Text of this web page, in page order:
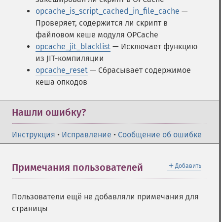
opcache_is_script_cached_in_file_cache —
Проверяет, содержится ли скрипт в
файловом кеше модуля OPCache
opcache_jit_blacklist — Исключает функцию
из JIT-компиляции
opcache_reset — Сбрасывает содержимое
кеша опкодов
Нашли ошибку?
Инструкция • Исправление • Сообщение об ошибке
＋ Добавить
Примечания пользователей
Пользователи ещё не добавляли примечания для
страницы